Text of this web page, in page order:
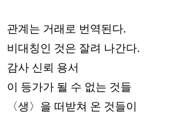
관계는 거래로 번역된다.
비대칭인 것은 잘려 나간다.
감사 신뢰 용서
이 등가가 될 수 없는 것들
〈생〉을 떠받쳐 온 것들이